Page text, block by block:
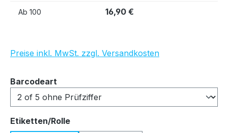
Ab 100 16,90 €
Preise inkl. MwSt. zzgl. Versandkosten
Barcodeart
Etiketten/Rolleauswählen